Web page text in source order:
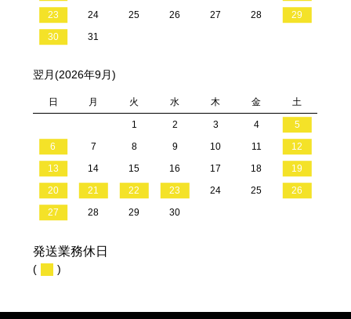
23
24 25 26 27 28
29
30
31
翌月(2026年9月)
日 月 火 水 木 金 土
1 2 3 4
5
6
7 8 9 10 11
12
13
14 15 16 17 18
19
20
21 22 23 24 25
26
27
28 29 30
発送業務休日
( )